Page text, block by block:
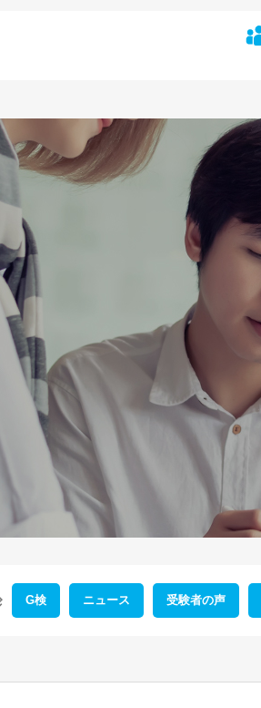
G検 ニュース 受験者の声